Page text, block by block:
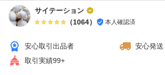
サイテーション
（1064） 本人確認済
安心取引出品者
安心発送
取引実績99+